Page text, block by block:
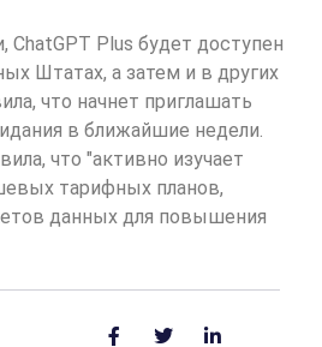
ChatGPT Plus будет доступен
Штатах, а затем и в других
что начнет приглашать
в ближайшие недели.
что "активно изучает
тарифных планов,
данных для повышения